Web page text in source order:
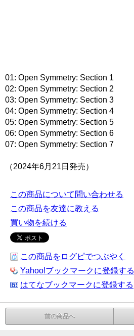
01: Open Symmetry: Section 1
02: Open Symmetry: Section 2
03: Open Symmetry: Section 3
04: Open Symmetry: Section 4
05: Open Symmetry: Section 5
06: Open Symmetry: Section 6
07: Open Symmetry: Section 7
（2024年6月21日発売）
この商品について問い合わせる
この商品を友達に教える
買い物を続ける
この商品をログピでつぶやく
Yahoo!ブックマークに登録する
はてなブックマークに登録する
前の商品へ